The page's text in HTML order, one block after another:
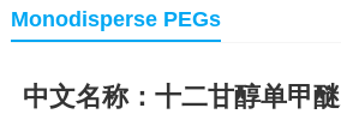
Monodisperse PEGs
中文名称：十二甘醇单甲醚